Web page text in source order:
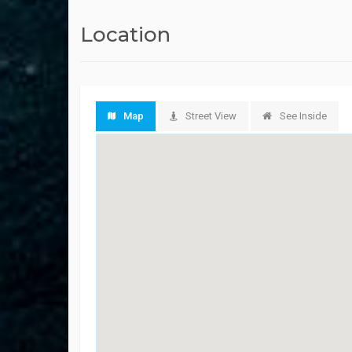
Location
Map Street View See Inside